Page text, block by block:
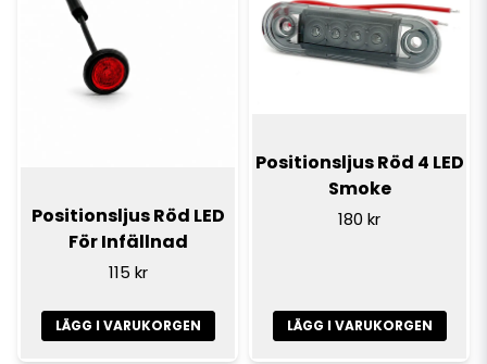
Positionsljus Röd LED
För Infällnad
115 kr
LÄGG I VARUKORGEN
Positionsljus Röd 4 LED
Smoke
180 kr
LÄGG I VARUKORGEN